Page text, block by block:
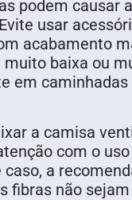
podem causar
usar
acabamento
baixa ou
em
a camisa
com o
a
fibras não